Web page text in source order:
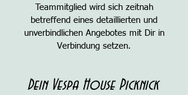
Teammitglied wird sich zeitnah
betreffend eines detaillierten und
unverbindlichen Angebotes mit Dir in
Verbindung setzen.
Dein Vespa House Picknick